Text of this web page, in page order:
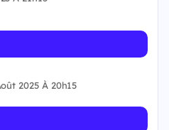
2025 À 20h15